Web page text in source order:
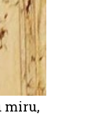
miru,